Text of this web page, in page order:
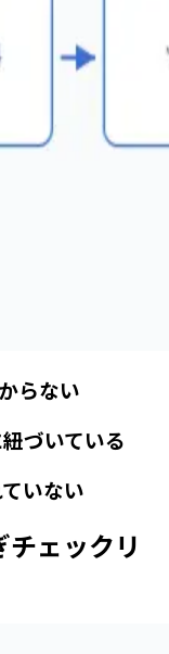
らない
づいている
いない
ェックリ